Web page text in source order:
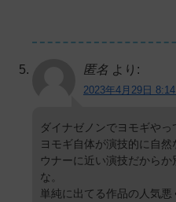
匿名 より:
2023年4月29日
ダイナゼノンでヨモギやっ
ヨモギ自体が演技的に自
ウナーに近い演技だから
な。
単純に出てる作品の人気